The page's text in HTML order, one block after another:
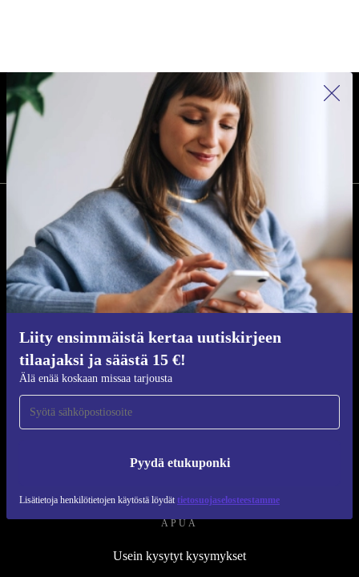
Liity ensimmäistä kertaa uutiskirjeen
tilaajaksi ja säästä 15 €!
Älä enää koskaan missaa tarjousta
Pyydä etukuponki
Lisätietoja henkilötietojen käytöstä löydät tietosuojaselosteestamme
REFURBED SUOMI - RETHINK NEW.
SEURAA MEITÄ
YRITYS
Miksi refurbed
Kunnostusprosessi
Kestävyys
Laatu
Tietoa meistä
APUA
Usein kysytyt kysymykset